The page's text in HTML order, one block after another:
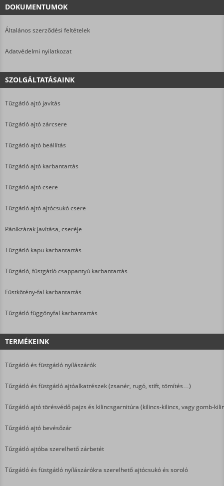
DOKUMENTUMOK
Általános szerződési feltételek
Adatvédelmi nyilatkozat
SZOLGÁLTATÁSAINK
Tűzgátló ajtó javítás
Tűzgátló ajtó zárcsere
Tűzgátló ajtó beállítás
Tűzgátló ajtó karbantartás
Tűzgátló ajtó csere
Tűzgátló ajtó ajtócsukó csere
Pánikzárak javítása, cseréje
Tűzgátló kapu karbantartás
Tűzgátló, füstgátló csappantyú karbantartás
Füstkötény-fal karbantartás
Tűzgátló függönyfal karbantartás
TERMÉKEINK
Tűzgátló és füstgátló nyílászárók
Tűzgátló és füstgátló ajtóalkatrészek (zsanér, rugó, stift, tömítés…)
Tűzgátló ajtó törésvédő pajzs és kilincsgarnitúra (kilincs-kilincs, vagy gomb-
Tűzgátló ajtó bevésőzár
Tűzgátló ajtóba szerelhető zárbetét
Tűzgátló és füstgátló nyílászárókra szerelhető ajtócsukó és soroló